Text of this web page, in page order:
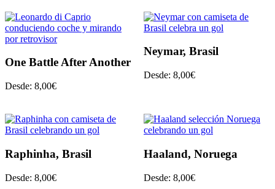
One Battle After Another
Desde: 8,00€
Neymar, Brasil
Desde: 8,00€
Raphinha, Brasil
Desde: 8,00€
Haaland, Noruega
Desde: 8,00€